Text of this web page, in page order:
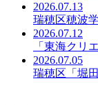
2026.07.13
瑞穂区穂波
2026.07.12
「東海クリ
2026.07.05
瑞穂区「堀